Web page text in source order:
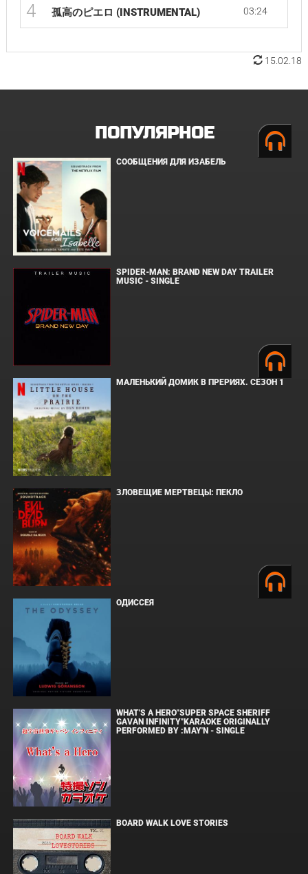
4 孤高のピエロ (INSTRUMENTAL) 03:24
15.02.18
ПОПУЛЯРНОЕ
СООБЩЕНИЯ ДЛЯ ИЗАБЕЛЬ
SPIDER-MAN: BRAND NEW DAY TRAILER
MUSIC - SINGLE
МАЛЕНЬКИЙ ДОМИК В ПРЕРИЯХ. СЕЗОН 1
ЗЛОВЕЩИЕ МЕРТВЕЦЫ: ПЕКЛО
ОДИССЕЯ
WHAT'S A HERO"SUPER SPACE SHERIFF
GAVAN INFINITY"KARAOKE ORIGINALLY
PERFORMED BY :MAY'N - SINGLE
BOARD WALK LOVE STORIES